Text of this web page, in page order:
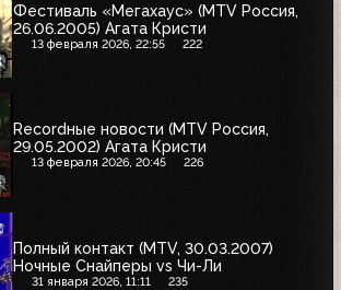
Фестиваль «Мегахаус» (MTV Россия,
26.06.2005) Агата Кристи
13 февраля 2026, 22:55 222
Recordные новости (MTV Россия,
29.05.2002) Агата Кристи
13 февраля 2026, 20:45 226
Полный контакт (MTV, 30.03.2007)
Ночные Снайперы vs Чи-Ли
31 января 2026, 11:11 235